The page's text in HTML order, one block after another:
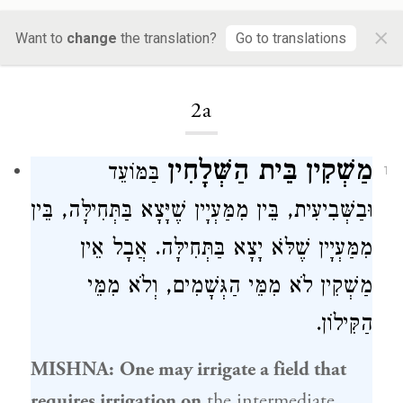
Want to change the translation? Go to translations ×
Moed Katan
2a
1 מַשְׁקִין בֵּית הַשְּׁלָחִין בַּמּוֹעֵד
וּבַשְּׁבִיעִית, בֵּין מִמַּעְיָין שֶׁיָּצָא בַּתְּחִילָּה, בֵּין
מִמַּעְיָין שֶׁלֹּא יָצָא בַּתְּחִילָּה. אֲבָל אֵין
מַשְׁקִין לֹא מִמֵּי הַגְּשָׁמִים, וְלֹא מִמֵּי
הַקִּילוֹן.
MISHNA: One may irrigate a field that